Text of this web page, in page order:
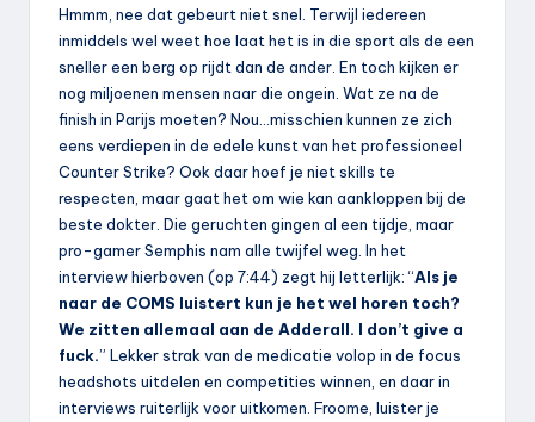
Hmmm, nee dat gebeurt niet snel. Terwijl iedereen
inmiddels wel weet hoe laat het is in die sport als de een
sneller een berg op rijdt dan de ander. En toch kijken er
nog miljoenen mensen naar die ongein. Wat ze na de
finish in Parijs moeten? Nou…misschien kunnen ze zich
eens verdiepen in de edele kunst van het professioneel
Counter Strike? Ook daar hoef je niet skills te
respecten, maar gaat het om wie kan aankloppen bij de
beste dokter. Die geruchten gingen al een tijdje, maar
pro-gamer Semphis nam alle twijfel weg. In het
interview hierboven (op 7:44) zegt hij letterlijk: “Als je
naar de COMS luistert kun je het wel horen toch?
We zitten allemaal aan de Adderall. I don’t give a
fuck.” Lekker strak van de medicatie volop in de focus
headshots uitdelen en competities winnen, en daar in
interviews ruiterlijk voor uitkomen. Froome, luister je